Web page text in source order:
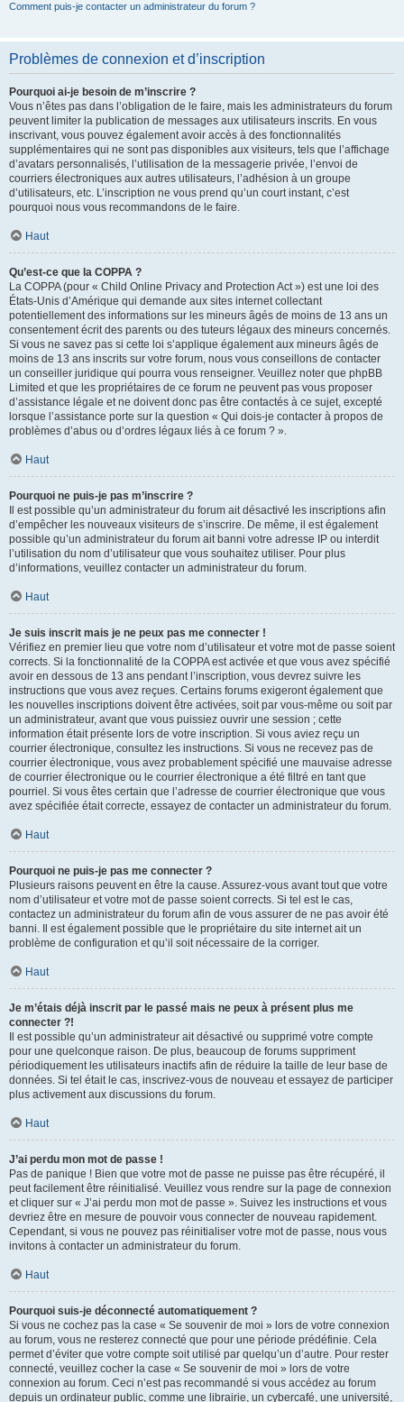
Comment puis-je contacter un administrateur du forum ?
Problèmes de connexion et d’inscription
Pourquoi ai-je besoin de m’inscrire ?
Vous n’êtes pas dans l’obligation de le faire, mais les administrateurs du forum
peuvent limiter la publication de messages aux utilisateurs inscrits. En vous
inscrivant, vous pouvez également avoir accès à des fonctionnalités
supplémentaires qui ne sont pas disponibles aux visiteurs, tels que l’affichage
d’avatars personnalisés, l’utilisation de la messagerie privée, l’envoi de
courriers électroniques aux autres utilisateurs, l’adhésion à un groupe
d’utilisateurs, etc. L’inscription ne vous prend qu’un court instant, c’est
pourquoi nous vous recommandons de le faire.
Haut
Qu’est-ce que la COPPA ?
La COPPA (pour « Child Online Privacy and Protection Act ») est une loi des
États-Unis d’Amérique qui demande aux sites internet collectant
potentiellement des informations sur les mineurs âgés de moins de 13 ans un
consentement écrit des parents ou des tuteurs légaux des mineurs concernés.
Si vous ne savez pas si cette loi s’applique également aux mineurs âgés de
moins de 13 ans inscrits sur votre forum, nous vous conseillons de contacter
un conseiller juridique qui pourra vous renseigner. Veuillez noter que phpBB
Limited et que les propriétaires de ce forum ne peuvent pas vous proposer
d’assistance légale et ne doivent donc pas être contactés à ce sujet, excepté
lorsque l’assistance porte sur la question « Qui dois-je contacter à propos de
problèmes d’abus ou d’ordres légaux liés à ce forum ? ».
Haut
Pourquoi ne puis-je pas m’inscrire ?
Il est possible qu’un administrateur du forum ait désactivé les inscriptions afin
d’empêcher les nouveaux visiteurs de s’inscrire. De même, il est également
possible qu’un administrateur du forum ait banni votre adresse IP ou interdit
l’utilisation du nom d’utilisateur que vous souhaitez utiliser. Pour plus
d’informations, veuillez contacter un administrateur du forum.
Haut
Je suis inscrit mais je ne peux pas me connecter !
Vérifiez en premier lieu que votre nom d’utilisateur et votre mot de passe soient
corrects. Si la fonctionnalité de la COPPA est activée et que vous avez spécifié
avoir en dessous de 13 ans pendant l’inscription, vous devrez suivre les
instructions que vous avez reçues. Certains forums exigeront également que
les nouvelles inscriptions doivent être activées, soit par vous-même ou soit par
un administrateur, avant que vous puissiez ouvrir une session ; cette
information était présente lors de votre inscription. Si vous aviez reçu un
courrier électronique, consultez les instructions. Si vous ne recevez pas de
courrier électronique, vous avez probablement spécifié une mauvaise adresse
de courrier électronique ou le courrier électronique a été filtré en tant que
pourriel. Si vous êtes certain que l’adresse de courrier électronique que vous
avez spécifiée était correcte, essayez de contacter un administrateur du forum.
Haut
Pourquoi ne puis-je pas me connecter ?
Plusieurs raisons peuvent en être la cause. Assurez-vous avant tout que votre
nom d’utilisateur et votre mot de passe soient corrects. Si tel est le cas,
contactez un administrateur du forum afin de vous assurer de ne pas avoir été
banni. Il est également possible que le propriétaire du site internet ait un
problème de configuration et qu’il soit nécessaire de la corriger.
Haut
Je m’étais déjà inscrit par le passé mais ne peux à présent plus me
connecter ?!
Il est possible qu’un administrateur ait désactivé ou supprimé votre compte
pour une quelconque raison. De plus, beaucoup de forums suppriment
périodiquement les utilisateurs inactifs afin de réduire la taille de leur base de
données. Si tel était le cas, inscrivez-vous de nouveau et essayez de participer
plus activement aux discussions du forum.
Haut
J’ai perdu mon mot de passe !
Pas de panique ! Bien que votre mot de passe ne puisse pas être récupéré, il
peut facilement être réinitialisé. Veuillez vous rendre sur la page de connexion
et cliquer sur « J’ai perdu mon mot de passe ». Suivez les instructions et vous
devriez être en mesure de pouvoir vous connecter de nouveau rapidement.
Cependant, si vous ne pouvez pas réinitialiser votre mot de passe, nous vous
invitons à contacter un administrateur du forum.
Haut
Pourquoi suis-je déconnecté automatiquement ?
Si vous ne cochez pas la case « Se souvenir de moi » lors de votre connexion
au forum, vous ne resterez connecté que pour une période prédéfinie. Cela
permet d’éviter que votre compte soit utilisé par quelqu’un d’autre. Pour rester
connecté, veuillez cocher la case « Se souvenir de moi » lors de votre
connexion au forum. Ceci n’est pas recommandé si vous accédez au forum
depuis un ordinateur public, comme une librairie, un cybercafé, une université,